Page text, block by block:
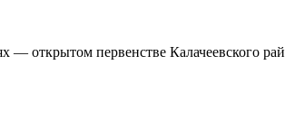
открытом первенстве Калачеевского